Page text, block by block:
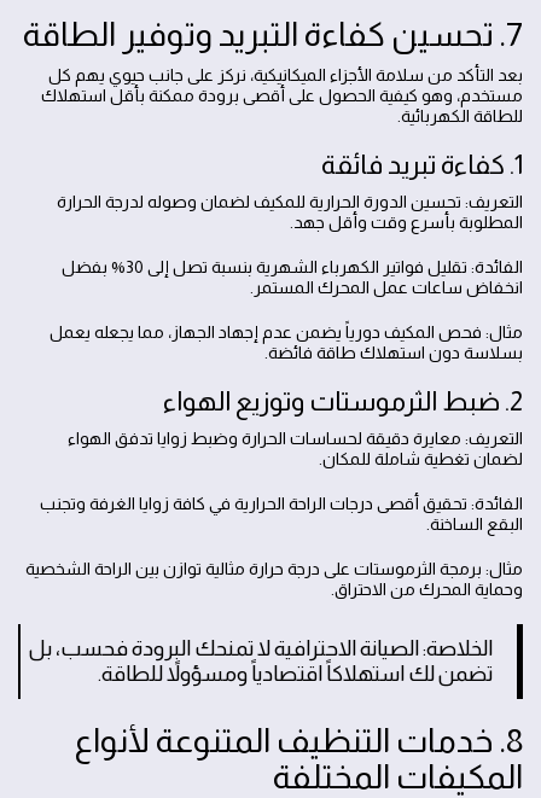
7. تحسين كفاءة التبريد وتوفير الطاقة
بعد التأكد من سلامة الأجزاء الميكانيكية، نركز على جانب حيوي يهم كل
مستخدم، وهو كيفية الحصول على أقصى برودة ممكنة بأقل استهلاك
للطاقة الكهربائية.
1. كفاءة تبريد فائقة
التعريف: تحسين الدورة الحرارية للمكيف لضمان وصوله لدرجة الحرارة
المطلوبة بأسرع وقت وأقل جهد.
الفائدة: تقليل فواتير الكهرباء الشهرية بنسبة تصل إلى 30% بفضل
انخفاض ساعات عمل المحرك المستمر.
مثال: فحص المكيف دورياً يضمن عدم إجهاد الجهاز، مما يجعله يعمل
بسلاسة دون استهلاك طاقة فائضة.
2. ضبط الثرموستات وتوزيع الهواء
التعريف: معايرة دقيقة لحساسات الحرارة وضبط زوايا تدفق الهواء
لضمان تغطية شاملة للمكان.
الفائدة: تحقيق أقصى درجات الراحة الحرارية في كافة زوايا الغرفة وتجنب
البقع الساخنة.
مثال: برمجة الثرموستات على درجة حرارة مثالية توازن بين الراحة الشخصية
وحماية المحرك من الاحتراق.
الخلاصة: الصيانة الاحترافية لا تمنحك البرودة فحسب، بل
تضمن لك استهلاكاً اقتصادياً ومسؤولاً للطاقة.
8. خدمات التنظيف المتنوعة لأنواع
المكيفات المختلفة